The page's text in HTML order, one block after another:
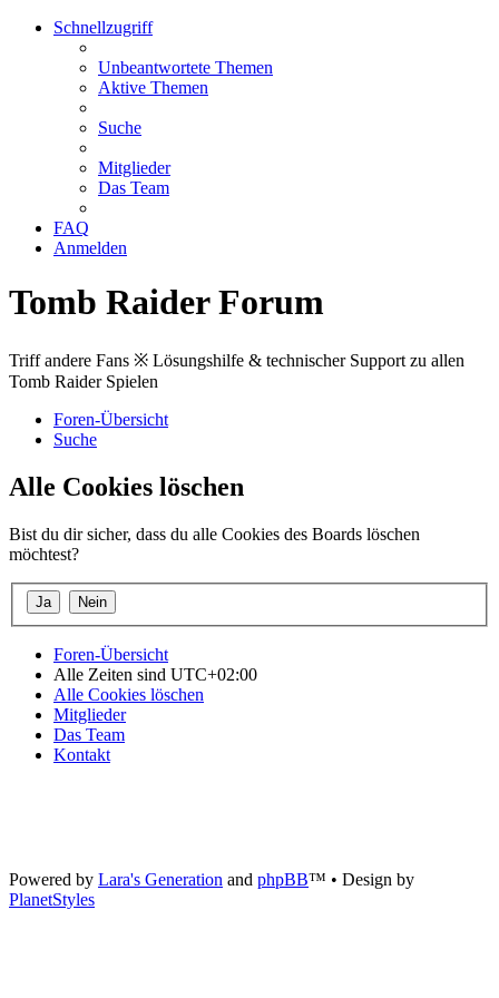
Schnellzugriff
Unbeantwortete Themen
Aktive Themen
Suche
Mitglieder
Das Team
FAQ
Anmelden
Tomb Raider Forum
Triff andere Fans ※ Lösungshilfe & technischer Support zu allen
Tomb Raider Spielen
Foren-Übersicht
Suche
Alle Cookies löschen
Bist du dir sicher, dass du alle Cookies des Boards löschen
möchtest?
Foren-Übersicht
Alle Zeiten sind UTC+02:00
Alle Cookies löschen
Mitglieder
Das Team
Kontakt
Powered by Lara's Generation and phpBB™ • Design by
PlanetStyles